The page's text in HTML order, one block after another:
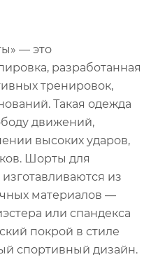
— это
разработанная
тренировок,
Такая одежда
движений,
высоких ударов,
Шорты для
из
материалов —
или спандекса
покрой в стиле
спортивный дизайн.